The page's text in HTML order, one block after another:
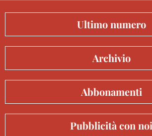
Ultimo numero
Archivio
Abbonamenti
Pubblicità con noi